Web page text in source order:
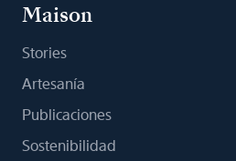
Maison
Stories
Artesanía
Publicaciones
Sostenibilidad